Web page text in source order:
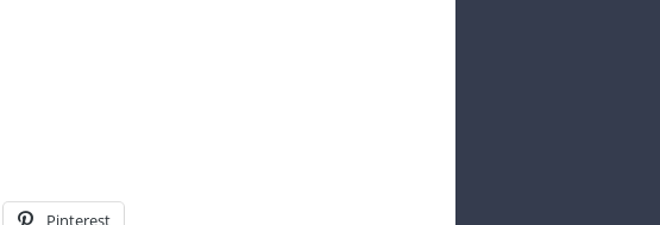
Pinterest